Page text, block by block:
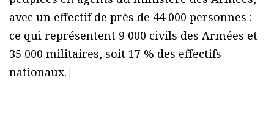
avec un effectif de près de 44 000 personnes :
ce qui représentent 9 000 civils des Armées et
35 000 militaires, soit 17 % des effectifs
nationaux.|